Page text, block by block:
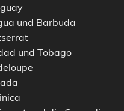
und Barbuda
und Tobago